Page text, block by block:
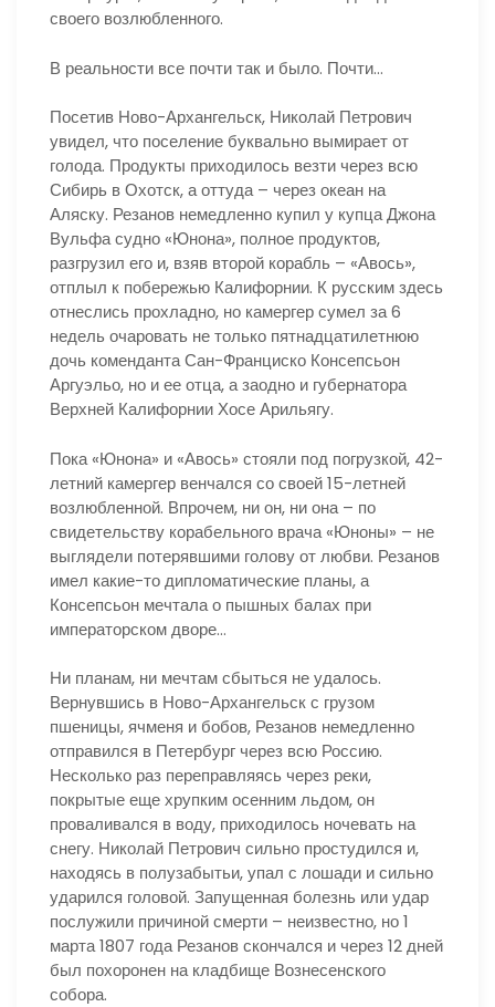
своего возлюбленного.
В реальности все почти так и было. Почти…
Посетив Ново-Архангельск, Николай Петрович
увидел, что поселение буквально вымирает от
голода. Продукты приходилось везти через всю
Сибирь в Охотск, а оттуда – через океан на
Аляску. Резанов немедленно купил у купца Джона
Вульфа судно «Юнона», полное продуктов,
разгрузил его и, взяв второй корабль – «Авось»,
отплыл к побережью Калифорнии. К русским здесь
отнеслись прохладно, но камергер сумел за 6
недель очаровать не только пятнадцатилетнюю
дочь коменданта Сан-Франциско Консепсьон
Аргуэльо, но и ее отца, а заодно и губернатора
Верхней Калифорнии Хосе Арильягу.
Пока «Юнона» и «Авось» стояли под погрузкой, 42-
летний камергер венчался со своей 15-летней
возлюбленной. Впрочем, ни он, ни она – по
свидетельству корабельного врача «Юноны» – не
выглядели потерявшими голову от любви. Резанов
имел какие-то дипломатические планы, а
Консепсьон мечтала о пышных балах при
императорском дворе…
Ни планам, ни мечтам сбыться не удалось.
Вернувшись в Ново-Архангельск с грузом
пшеницы, ячменя и бобов, Резанов немедленно
отправился в Петербург через всю Россию.
Несколько раз переправляясь через реки,
покрытые еще хрупким осенним льдом, он
проваливался в воду, приходилось ночевать на
снегу. Николай Петрович сильно простудился и,
находясь в полузабытьи, упал с лошади и сильно
ударился головой. Запущенная болезнь или удар
послужили причиной смерти – неизвестно, но 1
марта 1807 года Резанов скончался и через 12 дней
был похоронен на кладбище Вознесенского
собора.